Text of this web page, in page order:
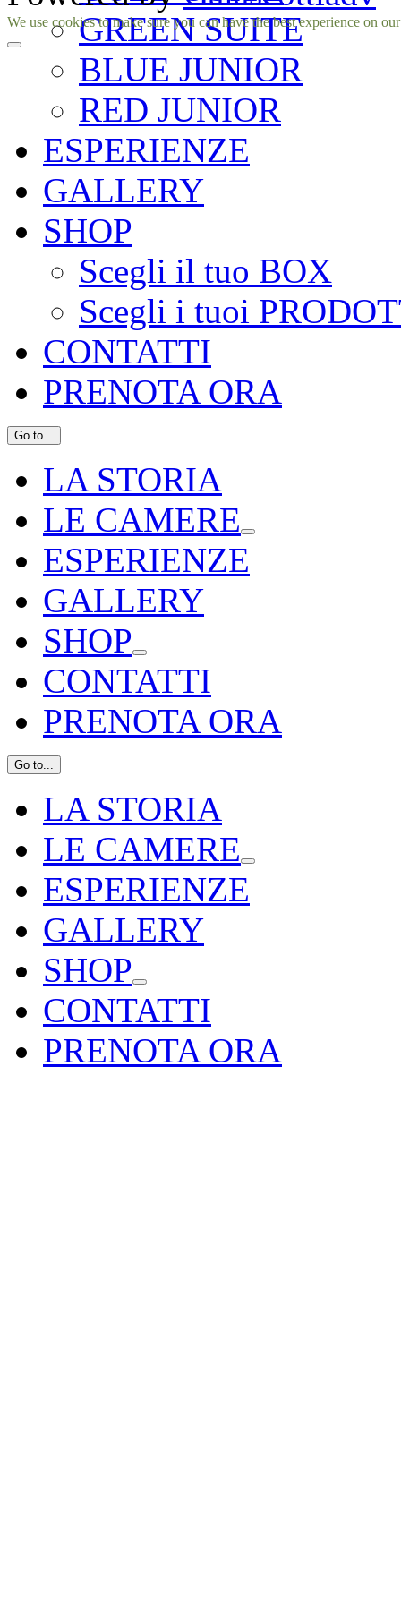
GREEN SUITE
BLUE JUNIOR
RED JUNIOR
ESPERIENZE
GALLERY
SHOP
Scegli il tuo BOX
Scegli i tuoi
CONTATTI
PRENOTA ORA
Go to...
LA STORIA
LE CAMERE
ESPERIENZE
GALLERY
SHOP
CONTATTI
PRENOTA ORA
Go to...
LA STORIA
LE CAMERE
ESPERIENZE
GALLERY
SHOP
CONTATTI
PRENOTA ORA
Facebook
Instagram
We use cookies to make sure you can have the best experience on